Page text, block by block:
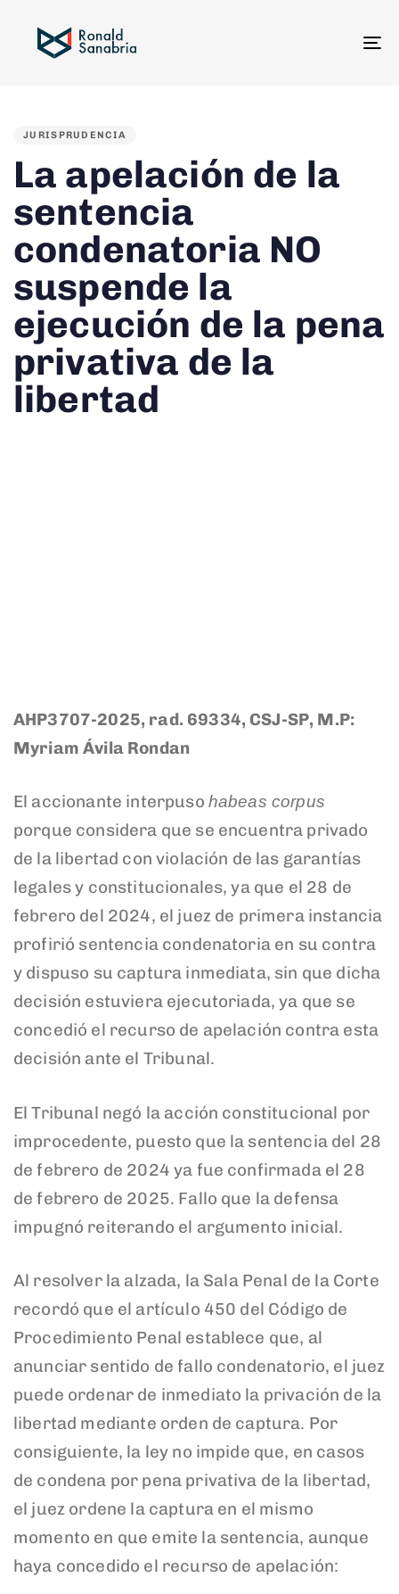
JURISPRUDENCIA
La apelación de la
sentencia
condenatoria NO
suspende la
ejecución de la pena
privativa de la
libertad
AHP3707-2025, rad. 69334, CSJ-SP, M.P:
Myriam Ávila Rondan
El accionante interpuso habeas corpus
porque considera que se encuentra privado
de la libertad con violación de las garantías
legales y constitucionales, ya que el 28 de
febrero del 2024, el juez de primera instancia
profirió sentencia condenatoria en su contra
y dispuso su captura inmediata, sin que dicha
decisión estuviera ejecutoriada, ya que se
concedió el recurso de apelación contra esta
decisión ante el Tribunal.
El Tribunal negó la acción constitucional por
improcedente, puesto que la sentencia del 28
de febrero de 2024 ya fue confirmada el 28
de febrero de 2025. Fallo que la defensa
impugnó reiterando el argumento inicial.
Al resolver la alzada, la Sala Penal de la Corte
recordó que el artículo 450 del Código de
Procedimiento Penal establece que, al
anunciar sentido de fallo condenatorio, el juez
puede ordenar de inmediato la privación de la
libertad mediante orden de captura. Por
consiguiente, la ley no impide que, en casos
de condena por pena privativa de la libertad,
el juez ordene la captura en el mismo
momento en que emite la sentencia, aunque
haya concedido el recurso de apelación: